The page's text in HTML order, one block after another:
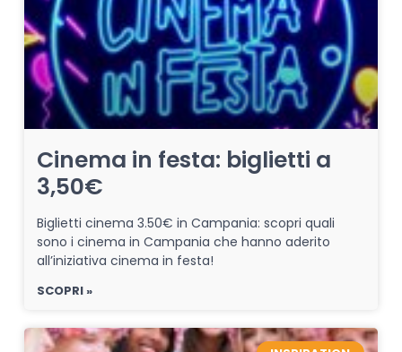
Cinema in festa: biglietti a
3,50€
Biglietti cinema 3.50€ in Campania: scopri quali
sono i cinema in Campania che hanno aderito
all’iniziativa cinema in festa!
SCOPRI »